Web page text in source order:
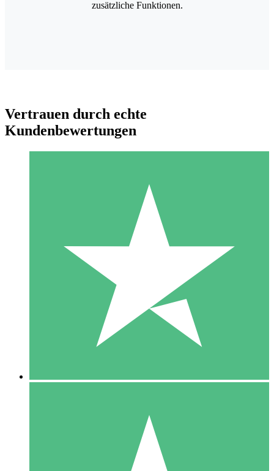
Individuelle Credit-Pakete
Zahlen Sie nach Bedarf mit Download-Credits. Keine
monatliche Verpflichtung erforderlich.
10 00
10 Downloads
20 00
zusätzliche Funktionen.
Vertrauen durch echte
Kundenbewertungen